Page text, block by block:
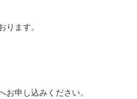
ます。
申し込みください。